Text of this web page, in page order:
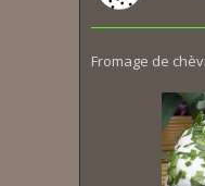
Fromage de